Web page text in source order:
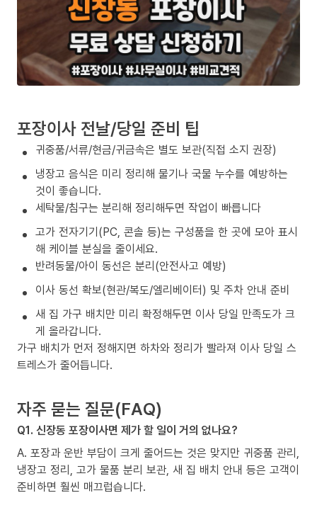
포장이사 전날/당일 준비 팁
귀중품/서류/현금/귀금속은 별도 보관(직접 소지 권장)
냉장고 음식은 미리 정리해 물기나 국물 누수를 예방하는
것이 좋습니다.
세탁물/침구는 분리해 정리해두면 작업이 빠릅니다
고가 전자기기(PC, 콘솔 등)는 구성품을 한 곳에 모아 표시
해 케이블 분실을 줄이세요.
반려동물/아이 동선은 분리(안전사고 예방)
이사 동선 확보(현관/복도/엘리베이터) 및 주차 안내 준비
새 집 가구 배치만 미리 확정해두면 이사 당일 만족도가 크
게 올라갑니다.
가구 배치가 먼저 정해지면 하차와 정리가 빨라져 이사 당일 스
트레스가 줄어듭니다.
자주 묻는 질문(FAQ)
Q1. 신장동 포장이사면 제가 할 일이 거의 없나요?
A. 포장과 운반 부담이 크게 줄어드는 것은 맞지만 귀중품 관리,
냉장고 정리, 고가 물품 분리 보관, 새 집 배치 안내 등은 고객이
준비하면 훨씬 매끄럽습니다.